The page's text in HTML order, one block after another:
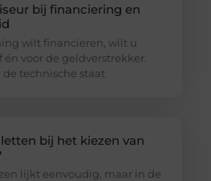
bij financiering en
wilt financieren, wilt u
voor de geldverstrekker.
technische staat
bij het kiezen van
lijkt eenvoudig, maar in de